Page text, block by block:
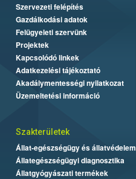
Szervezeti felépítés
Gazdálkodási adatok
Felügyeleti szervünk
Projektek
Kapcsolódó linkek
Adatkezelési tájékoztató
Akadálymentességi nyilatkozat
Üzemeltetési információ
Szakterületek
Állat-egészségügy és állatvédelem
Állategészségügyi diagnosztika
Állatgyógyászati termékek